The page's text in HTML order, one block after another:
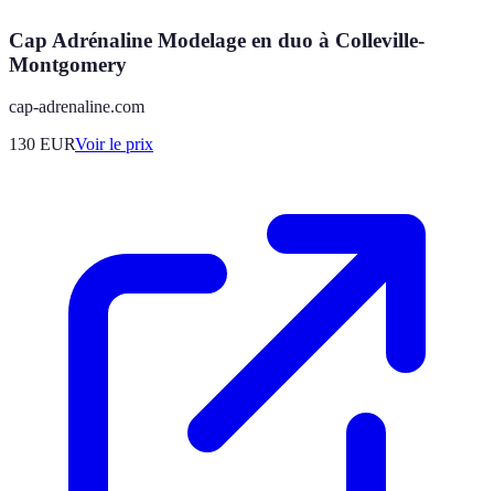
Cap Adrénaline Modelage en duo à Colleville-
Montgomery
cap-adrenaline.com
130 EURVoir le prix